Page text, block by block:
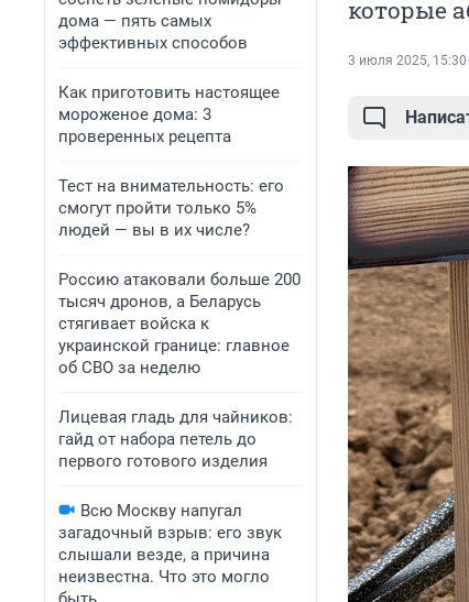
дома — пять самых
эффективных способов
Как приготовить настоящее
мороженое дома: 3
проверенных рецепта
Тест на внимательность: его
смогут пройти только 5%
людей — вы в их числе?
Россию атаковали больше 200
тысяч дронов, а Беларусь
стягивает войска к
украинской границе: главное
об СВО за неделю
Лицевая гладь для чайников:
гайд от набора петель до
первого готового изделия
Всю Москву напугал
загадочный взрыв: его звук
слышали везде, а причина
неизвестна. Что это могло
которые
3 июля 2025, 15:30